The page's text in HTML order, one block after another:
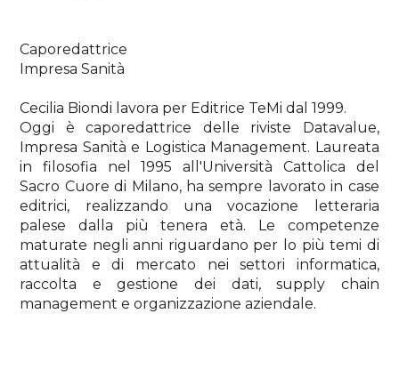
Caporedattrice
Impresa Sanità
Cecilia Biondi lavora per Editrice TeMi dal 1999.
Oggi è caporedattrice delle riviste Datavalue,
Impresa Sanità e Logistica Management. Laureata
in filosofia nel 1995 all'Università Cattolica del
Sacro Cuore di Milano, ha sempre lavorato in case
editrici, realizzando una vocazione letteraria
palese dalla più tenera età. Le competenze
maturate negli anni riguardano per lo più temi di
attualità e di mercato nei settori informatica,
raccolta e gestione dei dati, supply chain
management e organizzazione aziendale.